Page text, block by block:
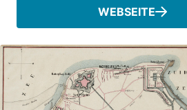
WEBSEITE